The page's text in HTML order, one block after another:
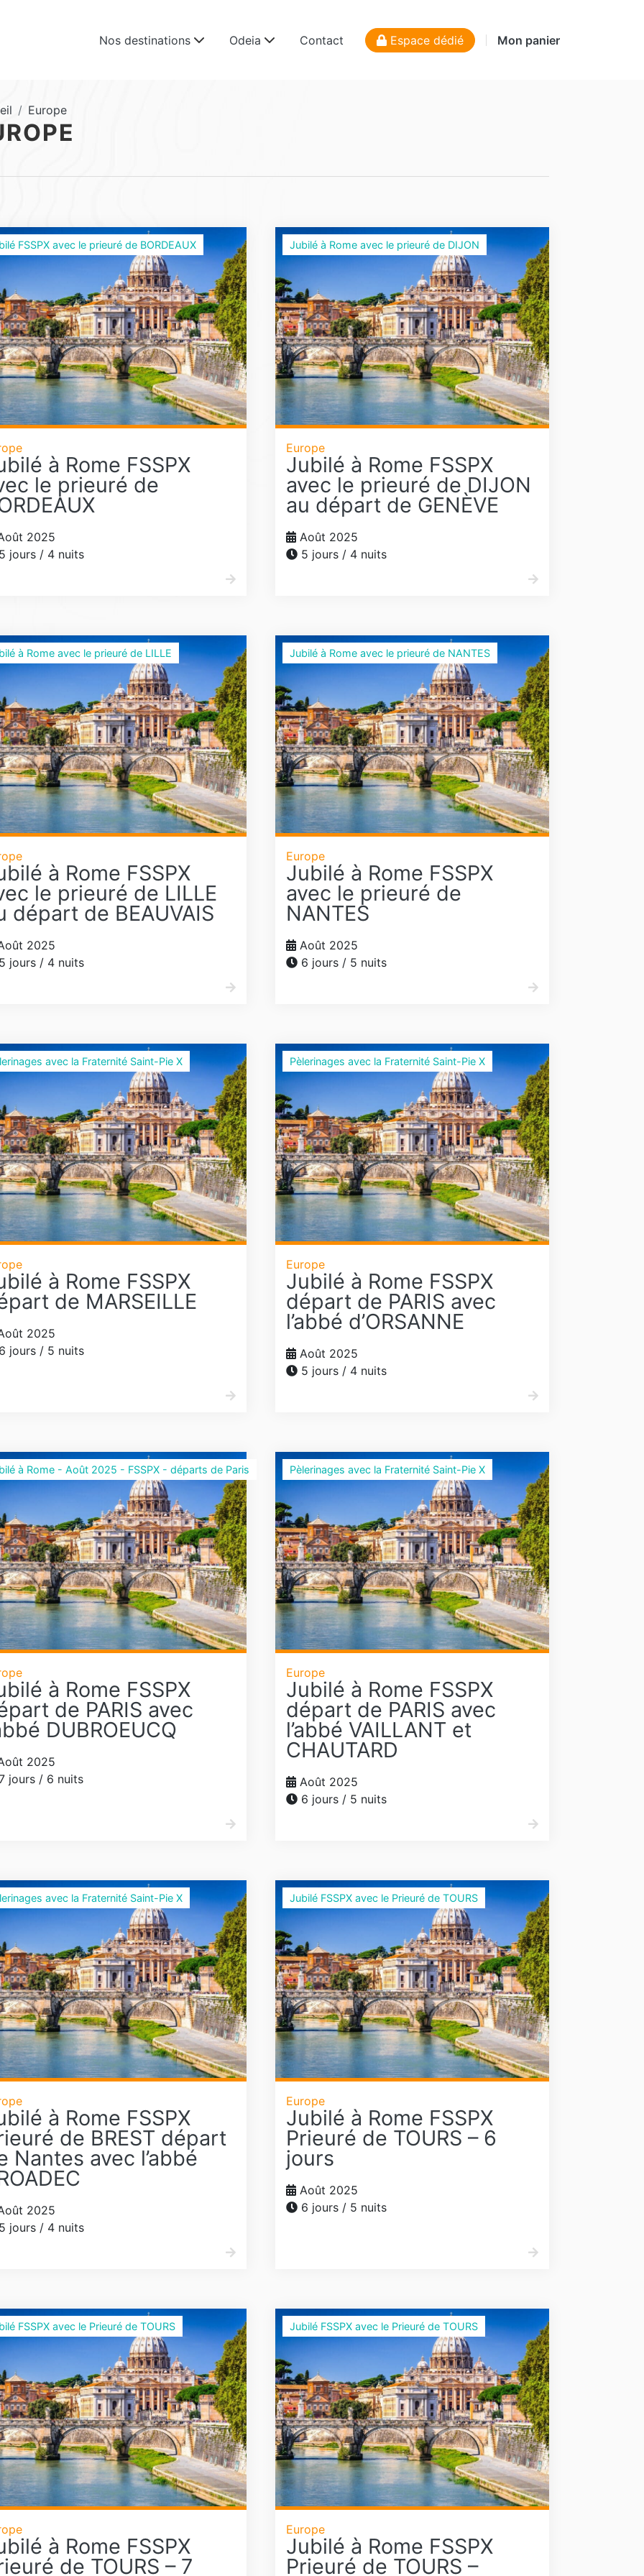
Nos destinations Odeia Contact Espace dédié Mon panier
Europe
FSSPX avec le prieuré de BORDEAUX
à Rome FSSPX
le prieuré de
2025
jours / 4 nuits
Jubilé à Rome avec le prieuré de DIJON
Europe
Jubilé à Rome FSSPX
avec le prieuré de DIJON
au départ de GENÈVE
Août 2025
5 jours / 4 nuits
à Rome avec le prieuré de LILLE
à Rome FSSPX
le prieuré de LILLE
départ de BEAUVAIS
2025
jours / 4 nuits
Jubilé à Rome avec le prieuré de NANTES
Europe
Jubilé à Rome FSSPX
avec le prieuré de
NANTES
Août 2025
6 jours / 5 nuits
avec la Fraternité Saint-Pie X
à Rome FSSPX
de MARSEILLE
2025
jours / 5 nuits
Pèlerinages avec la Fraternité Saint-Pie X
Europe
Jubilé à Rome FSSPX
départ de PARIS avec
l’abbé d’ORSANNE
Août 2025
5 jours / 4 nuits
à Rome - Août 2025 - FSSPX - départs de Paris
à Rome FSSPX
de PARIS avec
DUBROEUCQ
2025
jours / 6 nuits
Pèlerinages avec la Fraternité Saint-Pie X
Europe
Jubilé à Rome FSSPX
départ de PARIS avec
l’abbé VAILLANT et
CHAUTARD
Août 2025
6 jours / 5 nuits
avec la Fraternité Saint-Pie X
à Rome FSSPX
de BREST départ
Nantes avec l’abbé
2025
jours / 4 nuits
Jubilé FSSPX avec le Prieuré de TOURS
Europe
Jubilé à Rome FSSPX
Prieuré de TOURS – 6
jours
Août 2025
6 jours / 5 nuits
FSSPX avec le Prieuré de TOURS
à Rome FSSPX
de TOURS – 7
Jubilé FSSPX avec le Prieuré de TOURS
Europe
Jubilé à Rome FSSPX
Prieuré de TOURS –